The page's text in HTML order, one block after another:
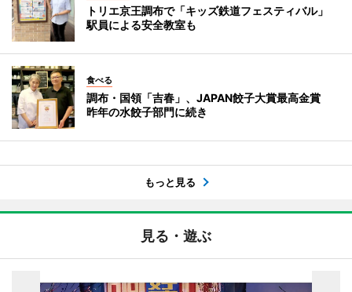
トリエ京王調布で「キッズ鉄道フェスティバル」
駅員による安全教室も
食べる
調布・国領「吉春」、JAPAN餃子大賞最高金賞
昨年の水餃子部門に続き
もっと見る
見る・遊ぶ